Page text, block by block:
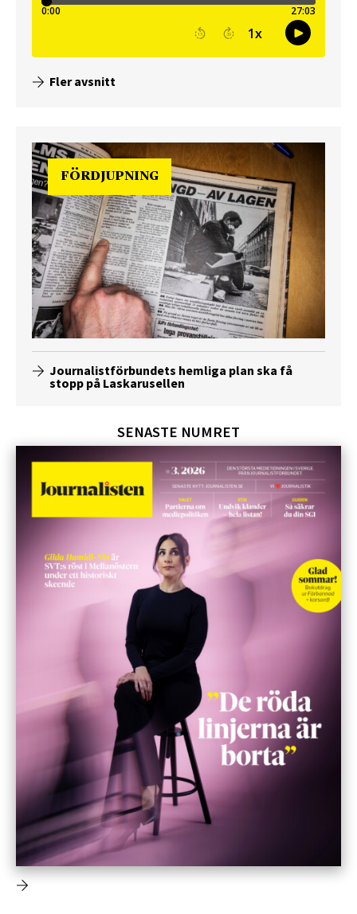
Fler avsnitt
FÖRDJUPNING
Journalistförbundets hemliga plan ska få
stopp på Laskarusellen
SENASTE NUMRET